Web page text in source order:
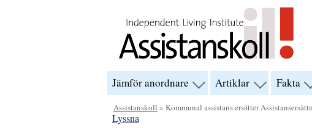
Jämför anordnare
visa
menyn
för
Artiklar visa
menyn
för
Fakta
Assistanskoll » Kommunal assistans ersätter
Lyssna